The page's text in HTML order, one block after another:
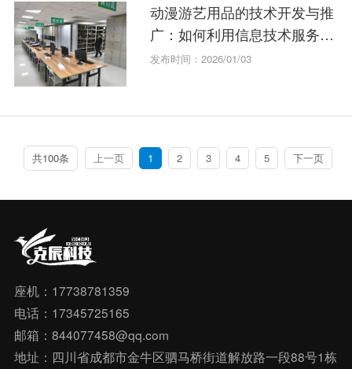
动漫游艺用品的技术开发与推
广：如何利用信息技术服务抢
占市场？
发布时间：2026/01/03
共100条 上一页 1 2 3 4 5 下一页
座机：17738781359
电话：17345725165
邮箱：844077458@qq.com
地址：四川省成都市金牛区驷马桥街道解放路一段88号1栋